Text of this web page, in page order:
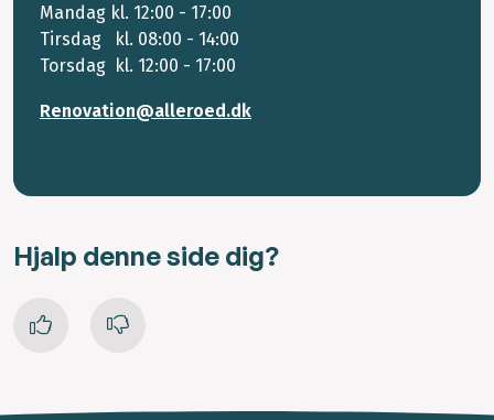
Mandag kl. 12:00 - 17:00
Tirsdag kl. 08:00 - 14:00
Torsdag kl. 12:00 - 17:00
Renovation@alleroed.dk
Hjalp denne side dig?